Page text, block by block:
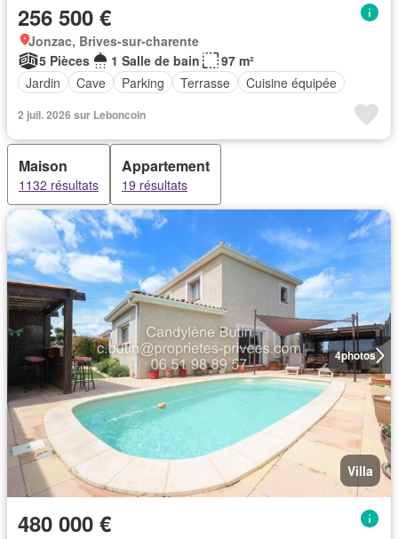
256 500 €
Jonzac, Brives-sur-charente
5 Pièces
1 Salle de bain
97 m²
Jardin
Cave Parking Terrasse Cuisine équipée
2 juil. 2026 sur Leboncoin
Maison
1132 résultats
Appartement
19 résultats
4photos
Villa
480 000 €